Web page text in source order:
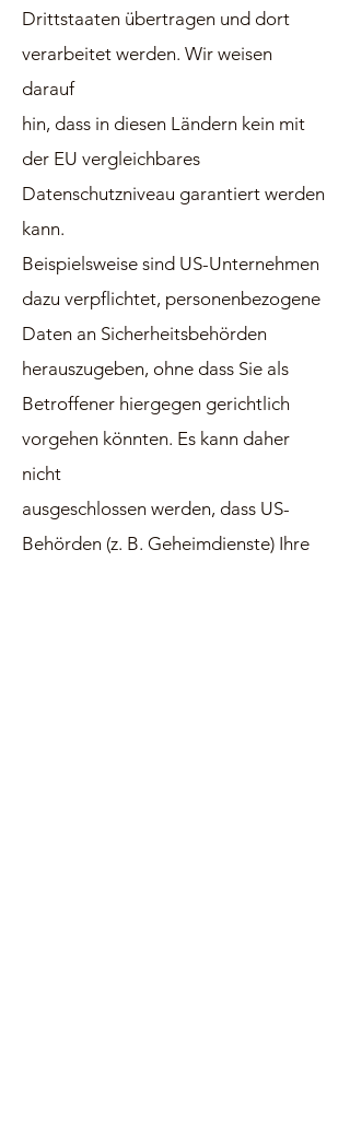
Drittstaaten übertragen und dort
verarbeitet werden. Wir weisen
darauf
hin, dass in diesen Ländern kein mit
der EU vergleichbares
Datenschutzniveau garantiert werden
kann.
Beispielsweise sind US-Unternehmen
dazu verpflichtet, personenbezogene
Daten an Sicherheitsbehörden
herauszugeben, ohne dass Sie als
Betroffener hiergegen gerichtlich
vorgehen könnten. Es kann daher
nicht
ausgeschlossen werden, dass US-
Behörden (z. B. Geheimdienste) Ihre